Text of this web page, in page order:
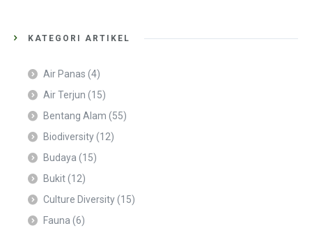
KATEGORI ARTIKEL
Air Panas (4)
Air Terjun (15)
Bentang Alam (55)
Biodiversity(12)
Budaya (15)
Bukit(12)
Culture Diversity(15)
Fauna (6)